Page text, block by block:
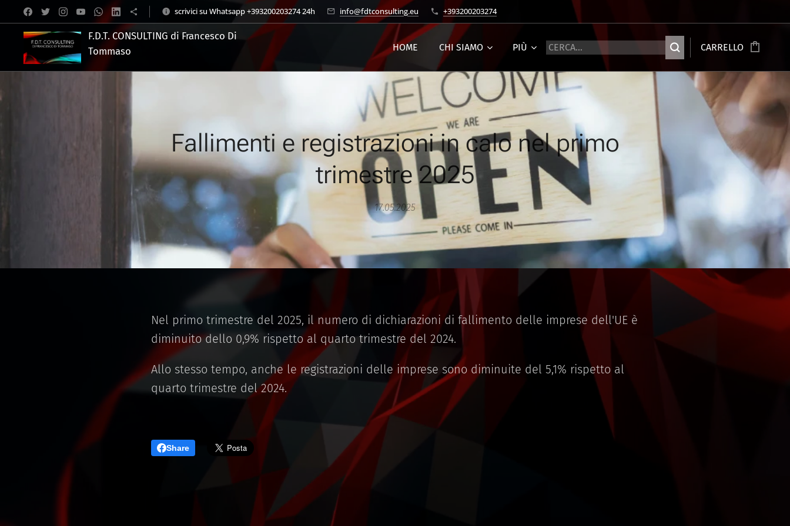
scrivici su Whatsapp +393200203274 24h info@fdtconsulting.eu +393200203274
F.D.T. CONSULTING di Francesco Di
Tommaso
.
HOME CHI SIAMO PIÙ CARRELLO
Fallimenti e registrazioni in calo nel primo
trimestre 2025
17.05.2025
Nel primo trimestre del 2025, il numero di dichiarazioni di fallimento delle imprese dell'UE è
diminuito dello 0,9% rispetto al quarto trimestre del 2024.
Allo stesso tempo, anche le registrazioni delle imprese sono diminuite del 5,1% rispetto al
quarto trimestre del 2024.
Share